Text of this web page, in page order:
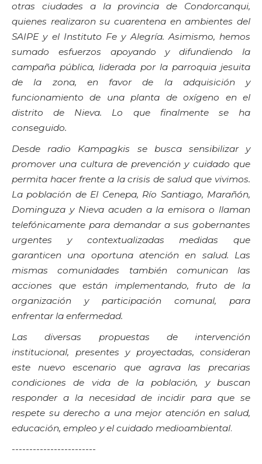
otras ciudades a la provincia de Condorcanqui,
quienes realizaron su cuarentena en ambientes del
SAIPE y el Instituto Fe y Alegría. Asimismo, hemos
sumado esfuerzos apoyando y difundiendo la
campaña pública, liderada por la parroquia jesuita
de la zona, en favor de la adquisición y
funcionamiento de una planta de oxígeno en el
distrito de Nieva. Lo que finalmente se ha
conseguido.
Desde radio Kampagkis se busca sensibilizar y
promover una cultura de prevención y cuidado que
permita hacer frente a la crisis de salud que vivimos.
La población de El Cenepa, Río Santiago, Marañón,
Dominguza y Nieva acuden a la emisora o llaman
telefónicamente para demandar a sus gobernantes
urgentes y contextualizadas medidas que
garanticen una oportuna atención en salud. Las
mismas comunidades también comunican las
acciones que están implementando, fruto de la
organización y participación comunal, para
enfrentar la enfermedad.
Las diversas propuestas de intervención
institucional, presentes y proyectadas, consideran
este nuevo escenario que agrava las precarias
condiciones de vida de la población, y buscan
responder a la necesidad de incidir para que se
respete su derecho a una mejor atención en salud,
educación, empleo y el cuidado medioambiental.
------------------------